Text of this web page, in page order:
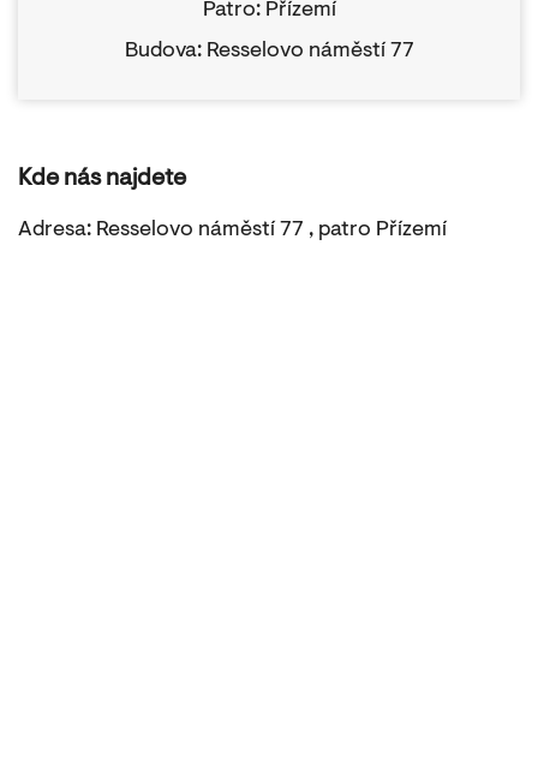
Patro: Přízemí
Budova: Resselovo náměstí 77
Kde nás najdete
Adresa: Resselovo náměstí 77 , patro Přízemí